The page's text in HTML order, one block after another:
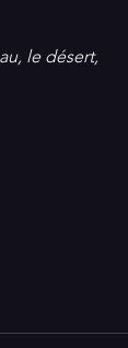
le désert,